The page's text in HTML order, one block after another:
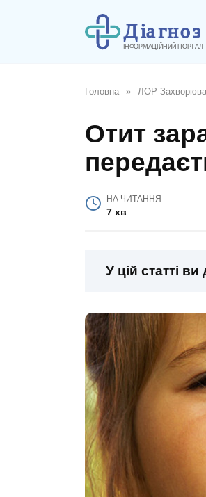
Головна » ЛОР
Отит
НА ЧИТАННЯ
7 хв
У цій статті ви